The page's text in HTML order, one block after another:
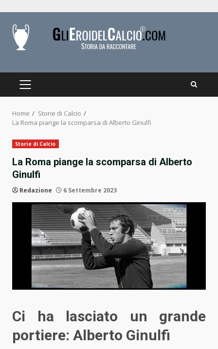
content
PRIMARY
Home
Storie di Calcio
La Roma piange la scomparsa di Alberto Ginulfi
Storie di Calcio
La Roma piange la scomparsa di Alberto
Ginulfi
Redazione 6 Settembre 2023
Ci ha lasciato un grande
portiere: Alberto Ginulfi